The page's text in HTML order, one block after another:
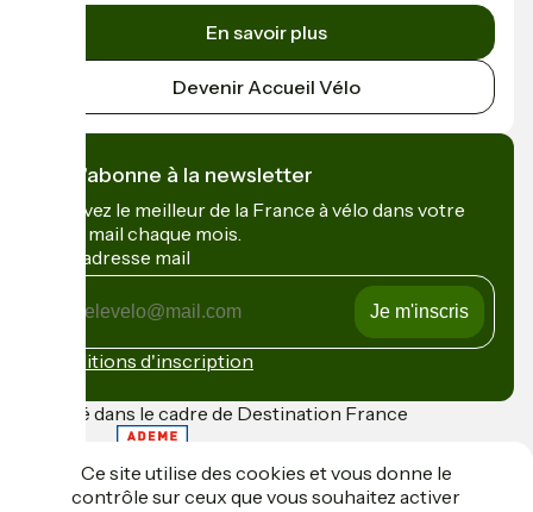
En savoir plus
Devenir Accueil Vélo
Je m'abonne à la newsletter
Recevez le meilleur de la France à vélo dans votre
boîte mail chaque mois.
Mon adresse mail
Mon
adresse
Conditions d'inscription
Financé dans le cadre de Destination France
Ce site utilise des cookies et vous donne le
contrôle sur ceux que vous souhaitez activer